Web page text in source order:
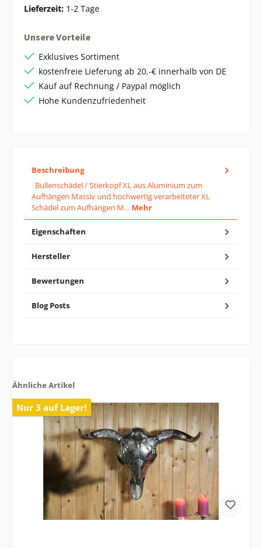
Lieferzeit: 1-2 Tage
Unsere Vorteile
Exklusives Sortiment
kostenfreie Lieferung ab 20,-€ innerhalb von DE
Kauf auf Rechnung / Paypal möglich
Hohe Kundenzufriedenheit
Beschreibung
Bullenschädel / Stierkopf XL aus Aluminium zum
Aufhängen Massiv und hochwertig verarbeiteter XL
Schädel zum Aufhängen M… Mehr
Eigenschaften
Hersteller
Bewertungen
Blog Posts
Ähnliche Artikel
Nur 3 auf Lager!